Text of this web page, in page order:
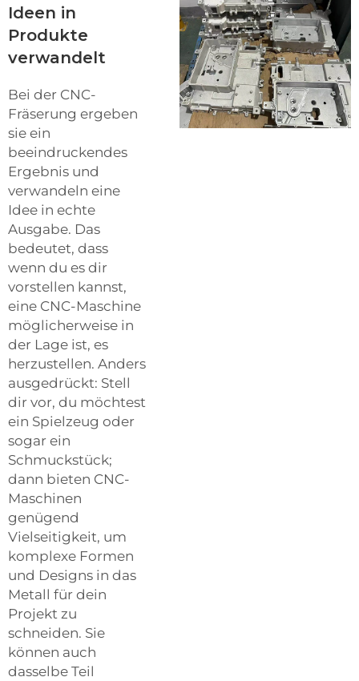
Ideen in
Produkte
verwandelt
Bei der CNC-
Fräserung ergeben
sie ein
beeindruckendes
Ergebnis und
verwandeln eine
Idee in echte
Ausgabe. Das
bedeutet, dass
wenn du es dir
vorstellen kannst,
eine CNC-Maschine
möglicherweise in
der Lage ist, es
herzustellen. Anders
ausgedrückt: Stell
dir vor, du möchtest
ein Spielzeug oder
sogar ein
Schmuckstück;
dann bieten CNC-
Maschinen
genügend
Vielseitigkeit, um
komplexe Formen
und Designs in das
Metall für dein
Projekt zu
schneiden. Sie
können auch
dasselbe Teil